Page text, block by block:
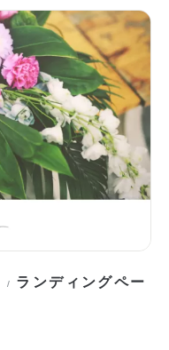
/ ランディングペー